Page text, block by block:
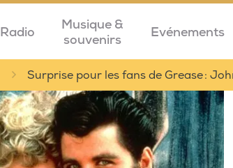
Radio
Musique &
souvenirs
Evénements
Surprise pour les fans de Grease :